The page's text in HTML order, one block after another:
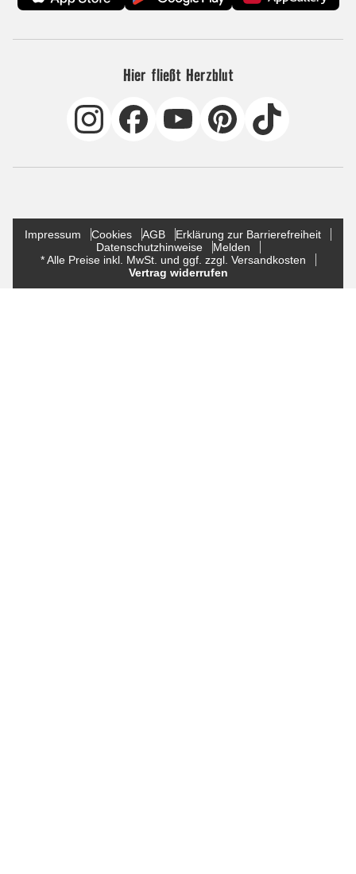
Hier fließt Herzblut
Impressum Cookies AGB
Erklärung zur Barrierefreiheit
Datenschutzhinweise
Melden
* Alle Preise inkl. MwSt. und ggf. zzgl. Versandkosten
Vertrag widerrufen